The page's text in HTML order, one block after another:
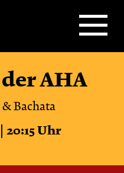
AHA
Bachata
20:15 Uhr